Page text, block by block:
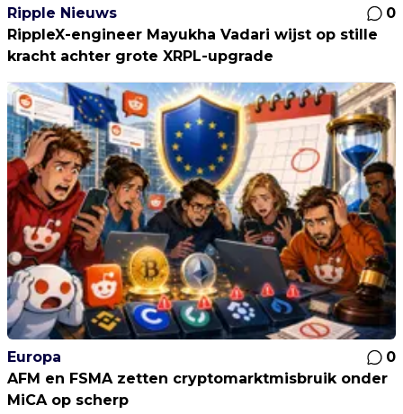
Ripple Nieuws
0
RippleX-engineer Mayukha Vadari wijst op stille
kracht achter grote XRPL-upgrade
Europa
0
AFM en FSMA zetten cryptomarktmisbruik onder
MiCA op scherp